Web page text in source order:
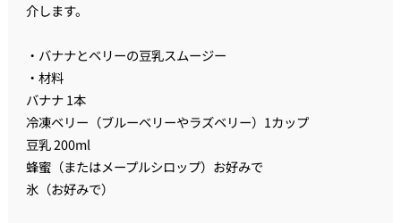
介します。
・バナナとベリーの豆乳スムージー
・材料
バナナ 1本
冷凍ベリー（ブルーベリーやラズベリー）1カップ
豆乳 200ml
蜂蜜（またはメープルシロップ）お好みで
氷（お好みで）